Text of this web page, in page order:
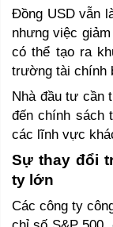
Đồng USD vẫn
nhưng việc
có thể tạo ra
trường tài chính
Nhà đầu tư cần
đến chính sách
các lĩnh vực
Sự thay đổi
ty lớn
Các công ty